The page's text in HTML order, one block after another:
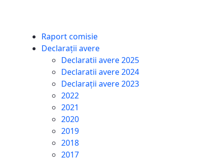
Raport comisie
Declarații avere
Declaratii avere 2025
Declaratii avere 2024
Declarații avere 2023
2022
2021
2020
2019
2018
2017